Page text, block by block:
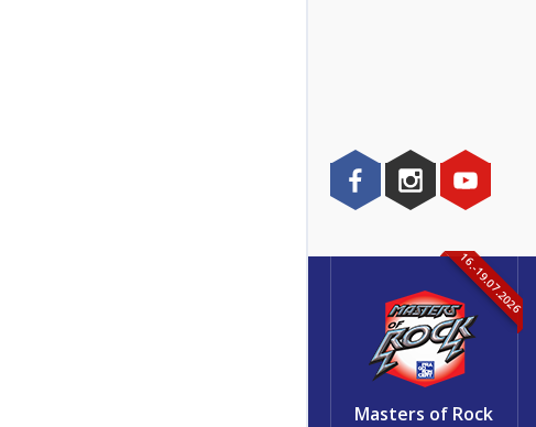
16.-19.07.2026
Masters of Rock